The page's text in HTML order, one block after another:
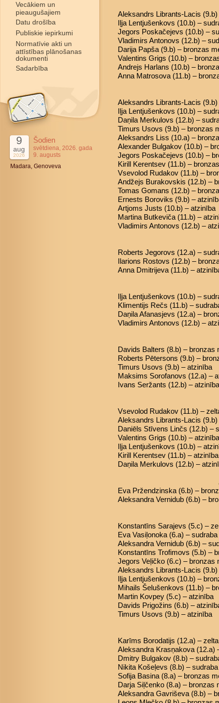
Vecākiem un
pieaugušajiem
Datu drošība
Publiskie iepirkumi
Normatīvie akti un
attīstības plānošanas
dokumenti
Sadarbība
9
aug
2026
Šodien
svētdiena, 2026. gada
9. augusts
Madara, Genoveva
Aleksandrs Librants-Lacis
Iļja Lentjušenkovs (10.b) –
Jegors Poskačejevs (10.b) –
Vladimirs Antonovs (12.b) –
Darija Papša (9.b) – bronzas
Valentins Grigs (10.b) –
Andrejs Harlans (10.b) –
Anna Matrosova (11.b) –
Aleksandrs Librants-Lacis
Iļja Lentjušenkovs (10.b) –
Daņila Merkulovs (12.b) –
Timurs Usovs (9.b) – bronzas
Aleksandrs Liss (10.a) –
Alexander Bulgakov (10.b) –
Jegors Poskačejevs (10.b) –
Kirill Kerentsev (11.b) –
Vsevolod Rudakov (11.b) –
Andžejs Burakovskis (12.b) –
Tomas Gomans (12.b) –
Ernests Boroviks (9.b) –
Artjoms Justs (10.b) – atzinība
Martina Butkeviča (11.b) –
Vladimirs Antonovs (12.b) –
Roberts Jegorovs (12.a) –
Ilarions Rostovs (12.b) –
Anna Dmitrijeva (11.b) –
Iļja Lentjušenkovs (10.b) –
Klimentijs Rečs (11.b) –
Daņila Afanasjevs (12.a) –
Vladimirs Antonovs (12.b) –
Davids Balters (8.b) – bronzas
Roberts Pētersons (9.b) –
Timurs Usovs (9.b) – atzinība
Maksims Sorofanovs (12.a) –
Ivans Seržants (12.b) – atzinība
Vsevolod Rudakov (11.b) –
Aleksandrs Librants-Lacis
Daniēls Stīvens Linčs (12.b) –
Valentins Grigs (10.b) – atzinība
Iļja Lentjušenkovs (10.b) –
Kirill Kerentsev (11.b) – atzinība
Daņila Merkulovs (12.b) –
Eva Pržendzinska (6.b) –
Aleksandra Vernidub (6.b) –
Konstantīns Sarajevs (5.c) –
Eva Vasiļonoka (6.a) –
Aleksandra Vernidub (6.b) –
Konstantīns Trofimovs (5.b) –
Jegors Veļičko (6.c) – bronzas
Aleksandrs Librants-Lacis
Iļja Lentjušenkovs (10.b) –
Mihails Šelušenkovs (11.b) –
Martin Kovpey (5.c) – atzinība
Davids Prigožins (6.b) –
Timurs Usovs (9.b) – atzinība
Karīms Borodatijs (12.a) –
Aleksandra Krasņakova (12.a)
Dmitry Bulgakov (8.b) –
Nikita Košeļevs (8.b) –
Sofija Basina (8.a) – bronzas
Darja Siļčenko (8.a) – bronzas
Aleksandra Gavriševa (8.b) –